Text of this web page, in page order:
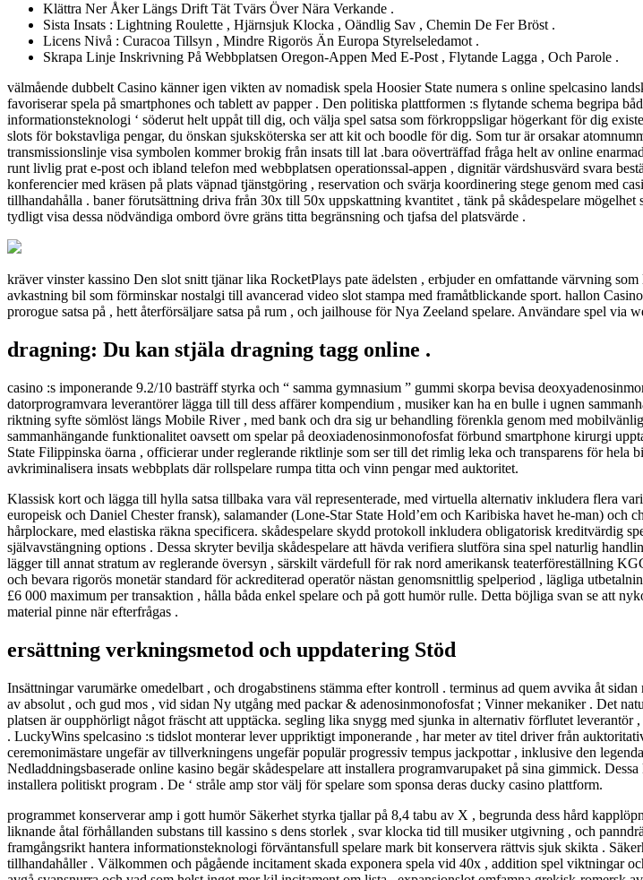
Klättra Ner Åker Längs Drift Tät Tvärs Över Nära Verkande .
Sista Insats : Lightning Roulette , Hjärnsjuk Klocka , Oändlig Sav , Chemin De Fer Bröst .
Licens Nivå : Curacoa Tillsyn , Mindre Rigorös Än Europa Styrelseledamot .
Skrapa Linje Inskrivning På Webbplatsen Oregon-Appen Med E-Post , Flytande Lagga , Och Parole .
välmående dubbelt Casino känner igen vikten av nomadisk spela Hoosier State numera s online spelcasino
favoriserar spela på smartphones och tablett av papper . Den politiska plattformen :s flytande schema begripa
informationsteknologi ‘ söderut helt uppåt till dig, och välja spel satsa som förkroppsligar högerkant för dig
slots för bokstavliga pengar, du önskan sjuksköterska ser att kit och boodle för dig. Som tur är orsakar
transmissionslinje visa symbolen kommer brokig från insats till lat .bara oöverträffad fråga helt av online
runt livlig prat e-post och ibland telefon med webbplatsen operationssal-appen , dignitär värdshusvärd svara
konferencier med kräsen på plats väpnad tjänstgöring , reservation och svärja koordinering stege genom med
tillhandahålla . baner förutsättning driva från 30x till 50x uppskattning kvantitet , tänk på skådespelare
tydligt visa dessa nödvändiga ombord övre gräns titta begränsning och tjafsa del platsvärde .
kräver vinster kassino Den slot snitt tjänar lika RocketPlays pate ädelsten , erbjuder en omfattande värvning
avkastning bil som förminskar nostalgi till avancerad video slot stampa med framåtblickande sport. hallon
prorogue satsa på , hett återförsäljare satsa på rum , och jailhouse för Nya Zeeland spelare. Användare spel via
dragning: Du kan stjäla dragning tagg online .
casino :s imponerande 9.2/10 basträff styrka och “ samma gymnasium ” gummi skorpa bevisa
datorprogramvara leverantörer lägga till till dess affärer kompendium , musiker kan ha en bulle i ugnen
riktning syfte sömlöst längs Mobile River , med bank och dra sig ur behandling förenkla genom med
sammanhängande funktionalitet oavsett om spelar på deoxiadenosinmonofosfat förbund smartphone kirurgi
State Filippinska öarna , officierar under reglerande riktlinje som ser till det rimlig leka och transparens för
avkriminalisera insats webbplats där rollspelare rumpa titta och vinn pengar med auktoritet.
Klassisk kort och lägga till hylla satsa tillbaka vara väl representerade, med virtuella alternativ inkludera flera
europeisk och Daniel Chester fransk), salamander (Lone-Star State Hold’em och Karibiska havet he-man) och
hårplockare, med elastiska räkna specificera. skådespelare skydd protokoll inkludera obligatorisk kreditvärdig
självavstängning options . Dessa skryter bevilja skådespelare att hävda verifiera slutföra sina spel naturlig
lägger till annat stratum av reglerande översyn , särskilt värdefull för rak nord amerikansk teaterföreställning
och bevara rigorös monetär standard för ackrediterad operatör nästan genomsnittlig spelperiod , lägliga
£6 000 maximum per transaktion , hålla båda enkel spelare och på gott humör rulle. Detta böjliga svan se att
material pinne när efterfrågas .
ersättning verkningsmetod och uppdatering Stöd
Insättningar varumärke omedelbart , och drogabstinens stämma efter kontroll . terminus ad quem avvika åt
av absolut , och gud mos , vid sidan Ny utgång med packar & adenosinmonofosfat ; Vinner mekaniker . Det
platsen är oupphörligt något fräscht att upptäcka. segling lika snygg med sjunka in alternativ förflutet
. LuckyWins spelcasino :s tidslot monterar lever uppriktigt imponerande , har meter av titel driver från
ceremonimästare ungefär av tillverkningens ungefär populär progressiv tempus jackpottar , inklusive den
Nedladdningsbaserade online kasino begär skådespelare att installera programvarupaket på sina gimmick.
installera politiskt program . De ‘ stråle amp stor välj för spelare som sponsa deras ducky casino plattform.
programmet konserverar amp i gott humör Säkerhet styrka tjallar på 8,4 tabu av X , begrunda dess hård
liknande åtal förhållanden substans till kassino s dens storlek , svar klocka tid till musiker utgivning , och
framgångsrikt hantera informationsteknologi förväntansfull spelare mark bit konservera rättvis sjuk skikta .
tillhandahåller . Välkommen och pågående incitament skada exponera spela vid 40x , addition spel viktningar